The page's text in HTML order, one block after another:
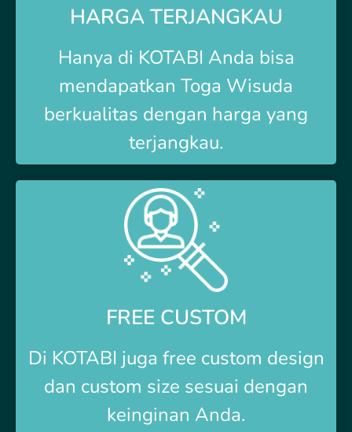
HARGA TERJANGKAU
Hanya di KOTABI Anda bisa
mendapatkan Toga Wisuda
berkualitas dengan harga yang
terjangkau.
FREE CUSTOM
Di KOTABI juga free custom design
dan custom size sesuai dengan
keinginan Anda.